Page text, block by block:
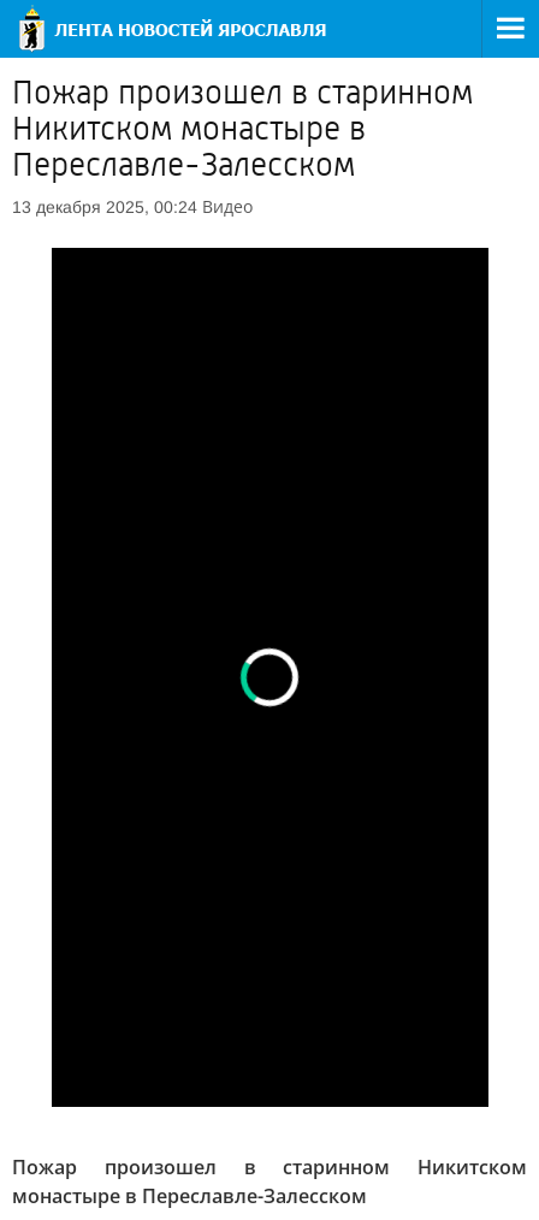
Пожар произошел в старинном
Никитском монастыре в
Переславле-Залесском
13 декабря 2025, 00:24 Видео
Пожар произошел в старинном Никитском
монастыре в Переславле-Залесском